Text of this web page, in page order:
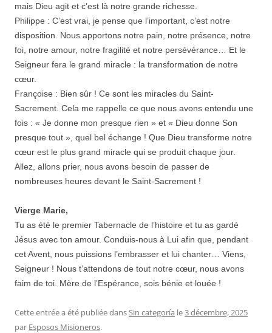
mais Dieu agit et c’est là notre grande richesse.
Philippe : C’est vrai, je pense que l’important, c’est notre
disposition. Nous apportons notre pain, notre présence, notre
foi, notre amour, notre fragilité et notre persévérance… Et le
Seigneur fera le grand miracle : la transformation de notre
cœur.
Françoise : Bien sûr ! Ce sont les miracles du Saint-
Sacrement. Cela me rappelle ce que nous avons entendu une
fois : « Je donne mon presque rien » et « Dieu donne Son
presque tout », quel bel échange ! Que Dieu transforme notre
cœur est le plus grand miracle qui se produit chaque jour.
Allez, allons prier, nous avons besoin de passer de
nombreuses heures devant le Saint-Sacrement !
Vierge Marie,
Tu as été le premier Tabernacle de l’histoire et tu as gardé
Jésus avec ton amour. Conduis-nous à Lui afin que, pendant
cet Avent, nous puissions l’embrasser et lui chanter… Viens,
Seigneur ! Nous t’attendons de tout notre cœur, nous avons
faim de toi. Mère de l’Espérance, sois bénie et louée !
Cette entrée a été publiée dansSin categoría le3 décembre, 2025
par Esposos Misioneros.